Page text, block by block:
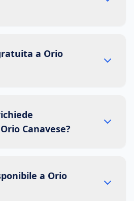
a Orio
Canavese?
a Orio